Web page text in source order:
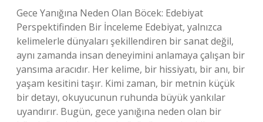
Gece Yanığına Neden Olan Böcek: Edebiyat
Perspektifinden Bir İnceleme Edebiyat, yalnızca
kelimelerle dünyaları şekillendiren bir sanat değil,
aynı zamanda insan deneyimini anlamaya çalışan bir
yansıma aracıdır. Her kelime, bir hissiyatı, bir anı, bir
yaşam kesitini taşır. Kimi zaman, bir metnin küçük
bir detayı, okuyucunun ruhunda büyük yankılar
uyandırır. Bugün, gece yanığına neden olan bir